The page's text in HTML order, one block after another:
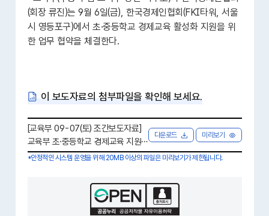
(회장 류진)는 9월 6일(금), 한국경제인협회(FKI타워, 서울
시 영등포구)에서 초·중등학교 경제교육 활성화 지원을 위
한 업무 협약을 체결한다.
이 보도자료의 첨부파일을 확인해 보세요.
[교육부 09-07(토) 조간보도자료]
교육부 초·중등학교 경제교육 지원
을 위해 한국경제인협회와 손잡는
다운로드 미리보기
*안정적인 시스템 운영을 위해 20MB 이상의 파일은 미리보기가 제한됩니다.